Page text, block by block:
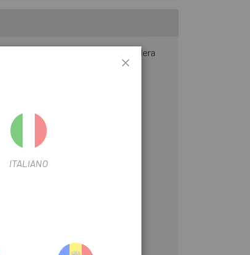
El gráfico de la bandera
Los agujeros bordados
ITALIANO